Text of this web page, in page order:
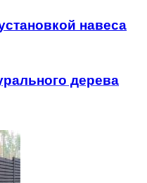
навеса
дерева